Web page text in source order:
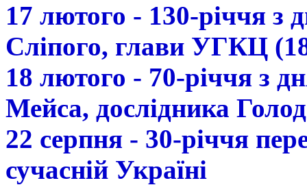
17 лютого - 130-річчя з
Сліпого, глави УГКЦ
18 лютого - 70-річчя з
Мейса, дослідника
22 серпня - 30-річчя
сучасній Україні